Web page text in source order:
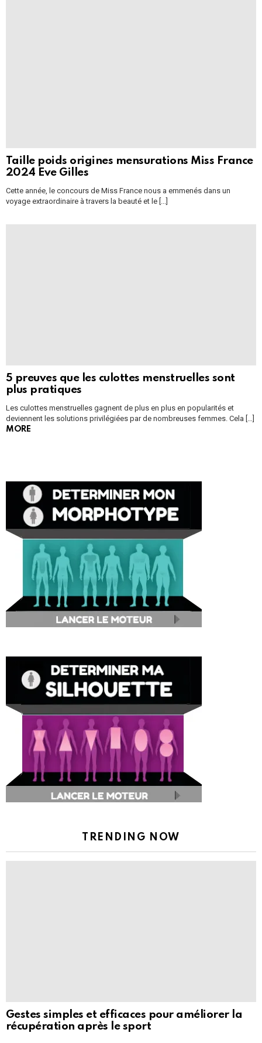
Taille poids origines mensurations Miss France
2024 Eve Gilles
Cette année, le concours de Miss France nous a emmenés dans un
voyage extraordinaire à travers la beauté et le [...]
5 preuves que les culottes menstruelles sont
plus pratiques
Les culottes menstruelles gagnent de plus en plus en popularités et
deviennent les solutions privilégiées par de nombreuses femmes. Cela […]
MORE
TRENDING NOW
Gestes simples et efficaces pour améliorer la
récupération après le sport